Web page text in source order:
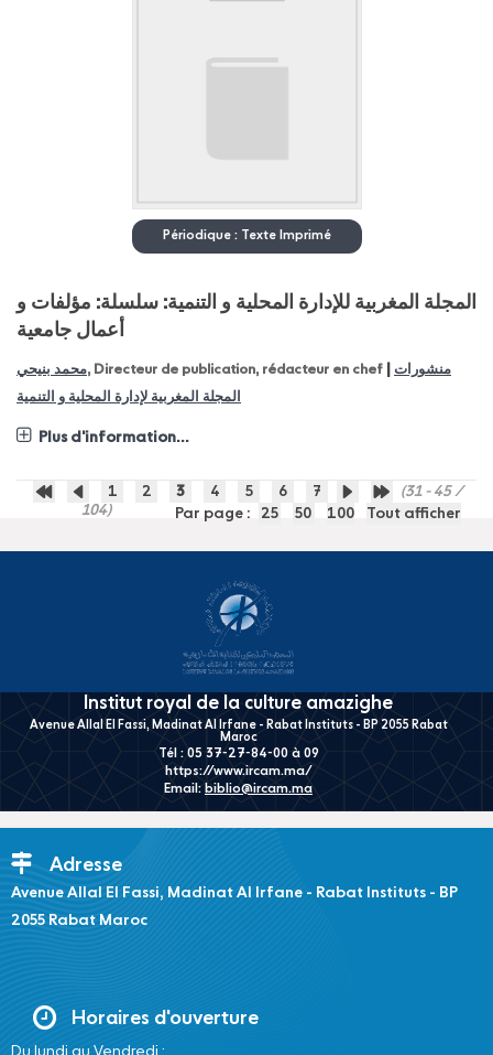
Périodique : Texte Imprimé
المجلة المغربية للإدارة المحلية و التنمية: سلسلة: مؤلفات و
أعمال جامعية
محمد بنيحي, Directeur de publication, rédacteur en chef
منشورات
المجلة المغربية لإدارة المحلية و التنمية
Plus d'information...
1 2 3 4 5 6 7
(31 - 45 /
104)
Par page : 25 50 100 Tout afficher
Institut royal de la culture amazighe
Avenue Allal El Fassi, Madinat Al Irfane - Rabat Instituts - BP 2055 Rabat
Maroc
Tél : 05 37-27-84-00 à 09
https://www.ircam.ma/
Email: biblio@ircam.ma
Adresse
Avenue Allal El Fassi, Madinat Al Irfane - Rabat Instituts - BP
2055 Rabat Maroc
Horaires d'ouverture
Du lundi au Vendredi :